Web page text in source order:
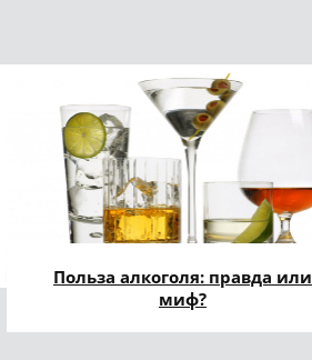
Польза алкоголя: правда или
миф?